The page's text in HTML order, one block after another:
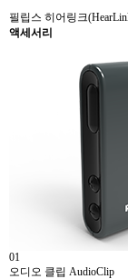
필립스 히어링크
액세서리
01
오디오 클립 AudioClip